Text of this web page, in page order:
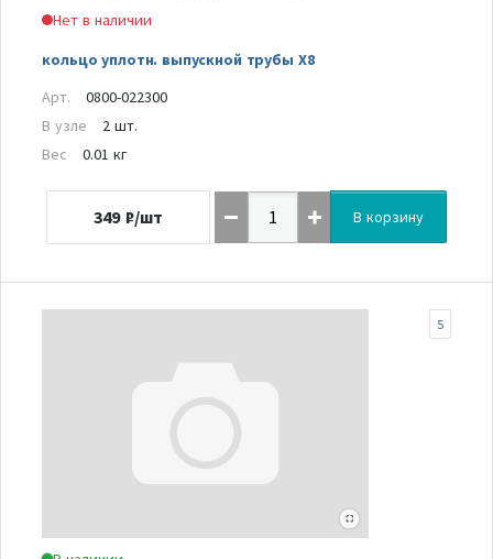
Нет в наличии
кольцо уплотн. выпускной трубы Х8
Арт.
0800-022300
В узле
2 шт.
Вес
0.01 кг
349 ₽/шт В корзину
5